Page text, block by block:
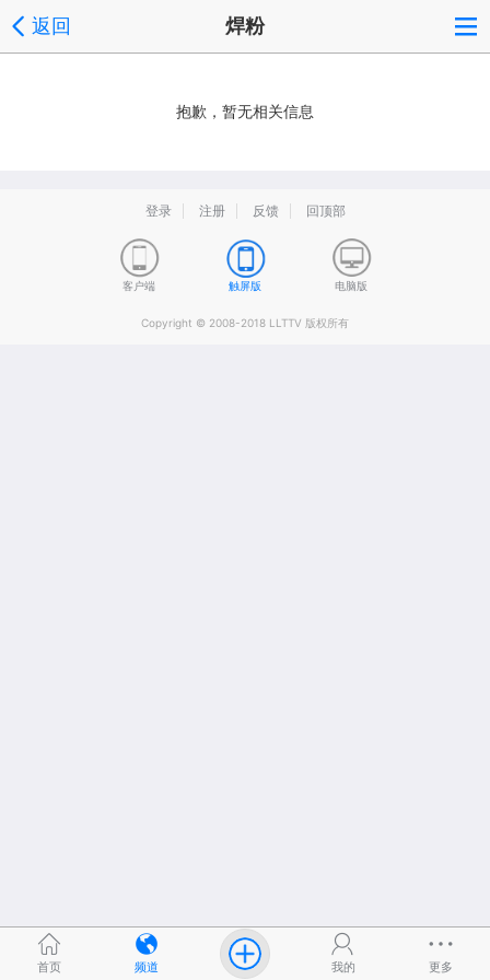
返回 焊粉
抱歉，暂无相关信息
登录 注册 反馈 回顶部
客户端 触屏版 电脑版
Copyright © 2008-2018 LLTTV 版权所有
首页 频道 我的 更多